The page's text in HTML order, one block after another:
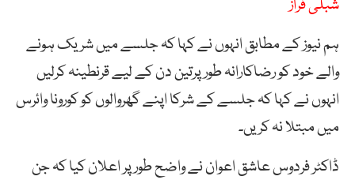
شبلی فراز
ہم نیوز کے مطابق انہوں نے کہا کہ جلسے میں شریک ہونے
والے خود کو رضاکارانہ طورپرتین دن کے لیے قرنطینہ کرلیں
انہوں نے کہا کہ جلسے کے شرکا اپنے گھروالوں کو کورونا وائرس
میں مبتلا نہ کریں۔
ڈاکٹر فردوس عاشق اعوان نے واضح طور پر اعلان کیا کہ جن